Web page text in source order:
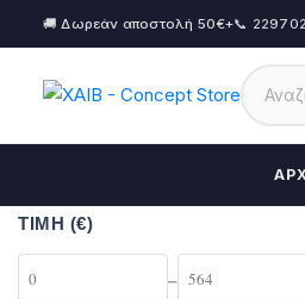
🚚 Δωρεάν αποστολή 50€+📞
ΤΙΜΉ (€)
–